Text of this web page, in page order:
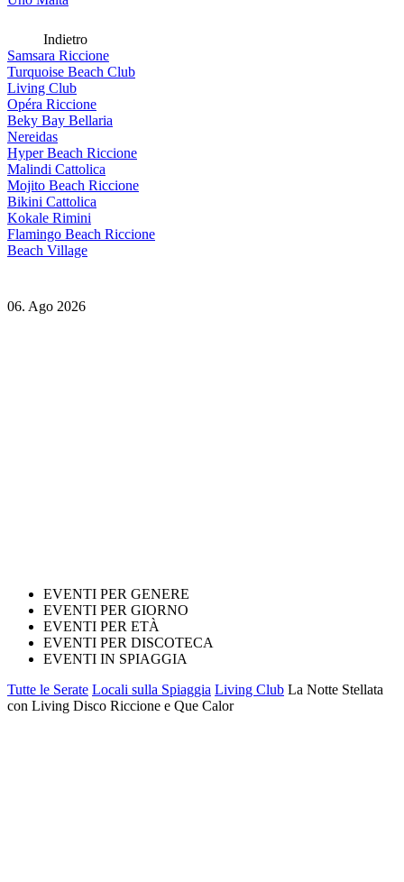
Indietro
Samsara Riccione
Turquoise Beach Club
Living Club
Opéra Riccione
Beky Bay Bellaria
Nereidas
Hyper Beach Riccione
Malindi Cattolica
Mojito Beach Riccione
Bikini Cattolica
Kokale Rimini
Flamingo Beach Riccione
Beach Village
06. Ago 2026
EVENTI PER GENERE
EVENTI PER GIORNO
EVENTI PER ETÀ
EVENTI PER DISCOTECA
EVENTI IN SPIAGGIA
Tutte le Serate Locali sulla Spiaggia Living Club La Notte Stellata
con Living Disco Riccione e Que Calor